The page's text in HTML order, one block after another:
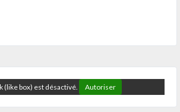
(like box) est désactivé. Autoriser